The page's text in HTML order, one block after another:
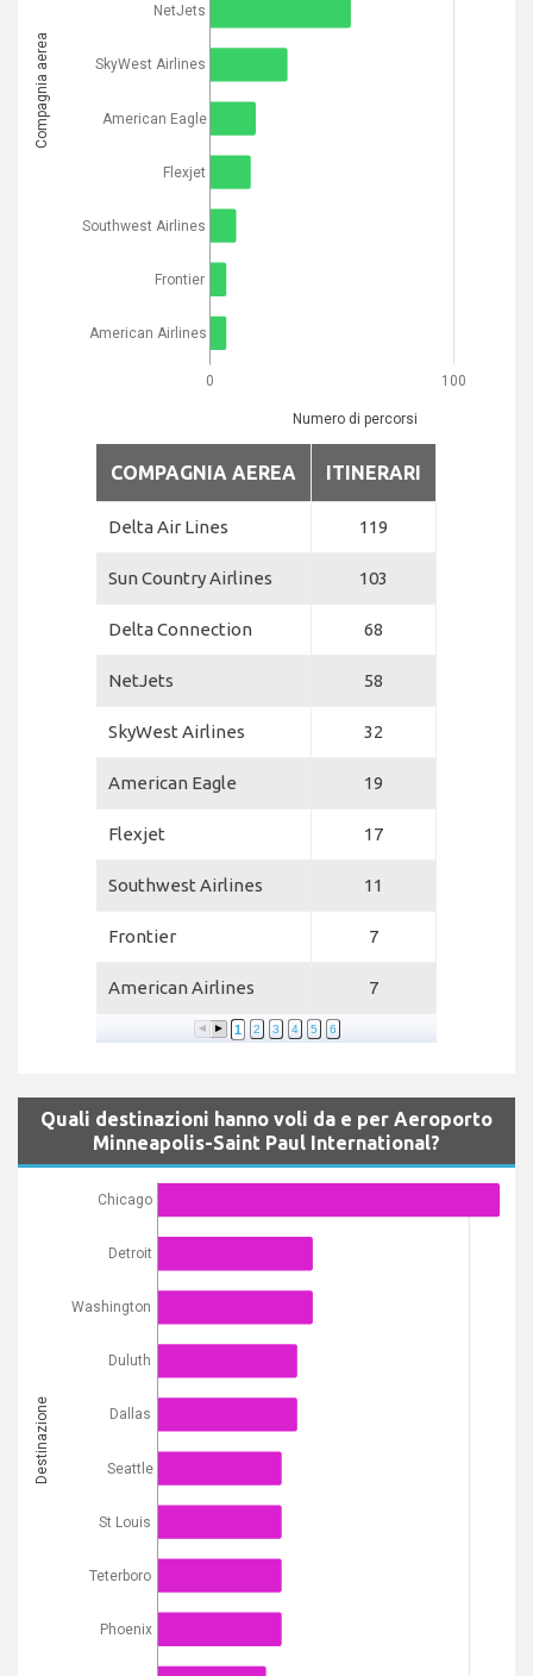
0 100
Numero di percorsi
NetJets
SkyWest Airlines
American Eagle
Flexjet
Southwest Airlines
Frontier
American Airlines
Compagnia aerea
COMPAGNIA AEREA ITINERARI
Delta Air Lines 119
Sun Country Airlines 103
Delta Connection 68
NetJets 58
SkyWest Airlines 32
American Eagle 19
Flexjet 17
Southwest Airlines 11
Frontier 7
American Airlines 7
1 2 3 4 5 6
Quali destinazioni hanno voli da e per Aeroporto
Minneapolis-Saint Paul International?
Chicago
Detroit
Washington
Duluth
Dallas
Seattle
St Louis
Teterboro
Phoenix
Destinazione